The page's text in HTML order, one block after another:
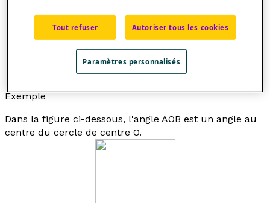
Exemple
Dans la figure ci-dessous, l'angle AOB est un angle au
centre du cercle de centre O.
Tout refuser Autoriser tous les cookies
Paramètres personnalisés